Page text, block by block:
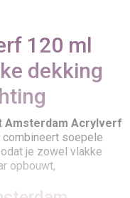
120 ml
dekking
Amsterdam Acrylverf
soepele
je zowel vlakke
opbouwt,